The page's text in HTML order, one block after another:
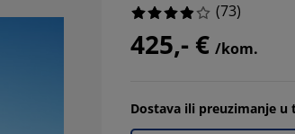
(73)
425,- € /kom.
Dostava ili preuzimanje u
16.43835616438356%